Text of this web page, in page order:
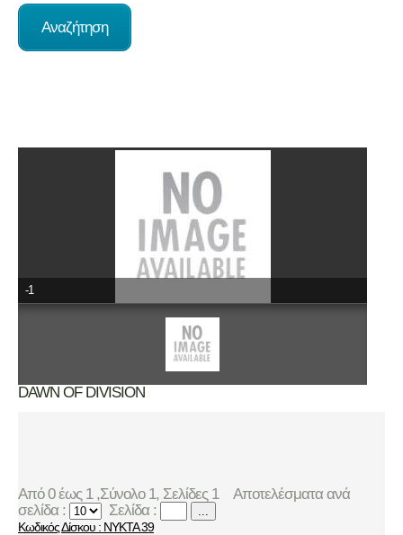
-1
DAWN OF DIVISION
Από 0 έως 1 ,Σύνολο 1, Σελίδες 1
Αποτελέσματα ανά
σελίδα :
Σελίδα :
Κωδικός Δίσκου : NYKTA 39